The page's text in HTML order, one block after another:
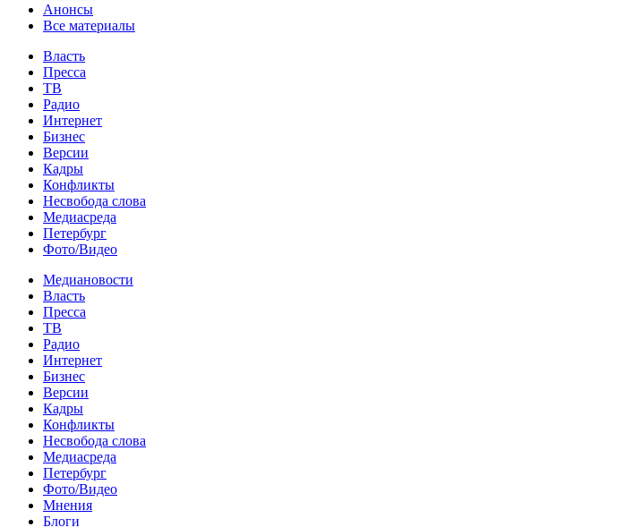
Анонсы
Все материалы
Власть
Пресса
ТВ
Радио
Интернет
Бизнес
Версии
Кадры
Конфликты
Несвобода слова
Медиасреда
Петербург
Фото/Видео
Медиановости
Власть
Пресса
ТВ
Радио
Интернет
Бизнес
Версии
Кадры
Конфликты
Несвобода слова
Медиасреда
Петербург
Фото/Видео
Мнения
Блоги